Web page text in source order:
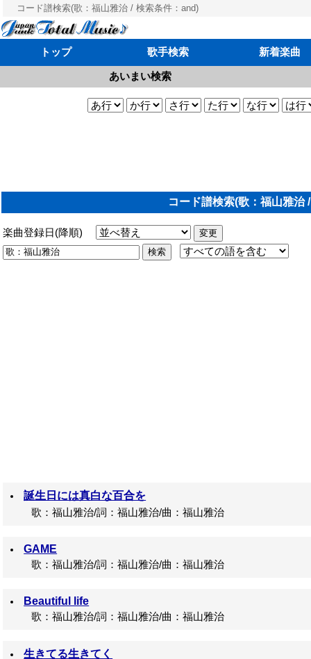
コード譜検索(歌：福山雅治 / 検索条件：and)
トップ 歌手検索 新着楽曲
あいまい検索
コード譜検索(歌：福山雅治
楽曲登録日(降順)
誕生日には真白な百合を
歌：福山雅治/詞：福山雅治/曲：福山雅治
GAME
歌：福山雅治/詞：福山雅治/曲：福山雅治
Beautiful life
歌：福山雅治/詞：福山雅治/曲：福山雅治
生きてる生きてく